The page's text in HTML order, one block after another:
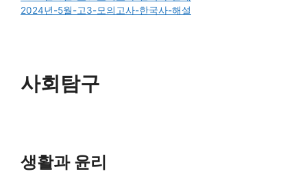
2024년-5월-고3-모의고사-한국사-해설
사회탐구
생활과 윤리